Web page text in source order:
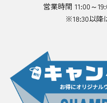
営業時間 11:00～
※18:30以降